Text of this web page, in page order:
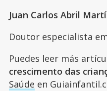
Juan Carlos Abril
Doutor especialista
Puedes leer más
crescimento das
Saúde en